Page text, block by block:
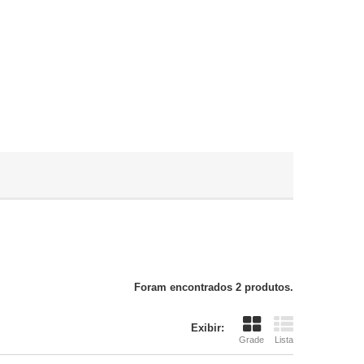
Foram encontrados 2 produtos.
Exibir:
Grade Lista